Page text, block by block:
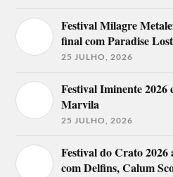
Festival Milagre
final com Paradise
25 JULHO, 2026
Festival Iminente 2026
Marvila
25 JULHO, 2026
Festival do Crato
com Delfins, Calum